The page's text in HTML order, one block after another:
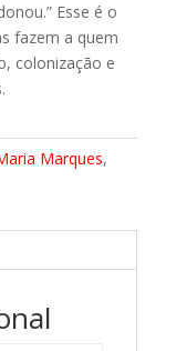
Esse é o
fazem a quem
colonização e
Marques,